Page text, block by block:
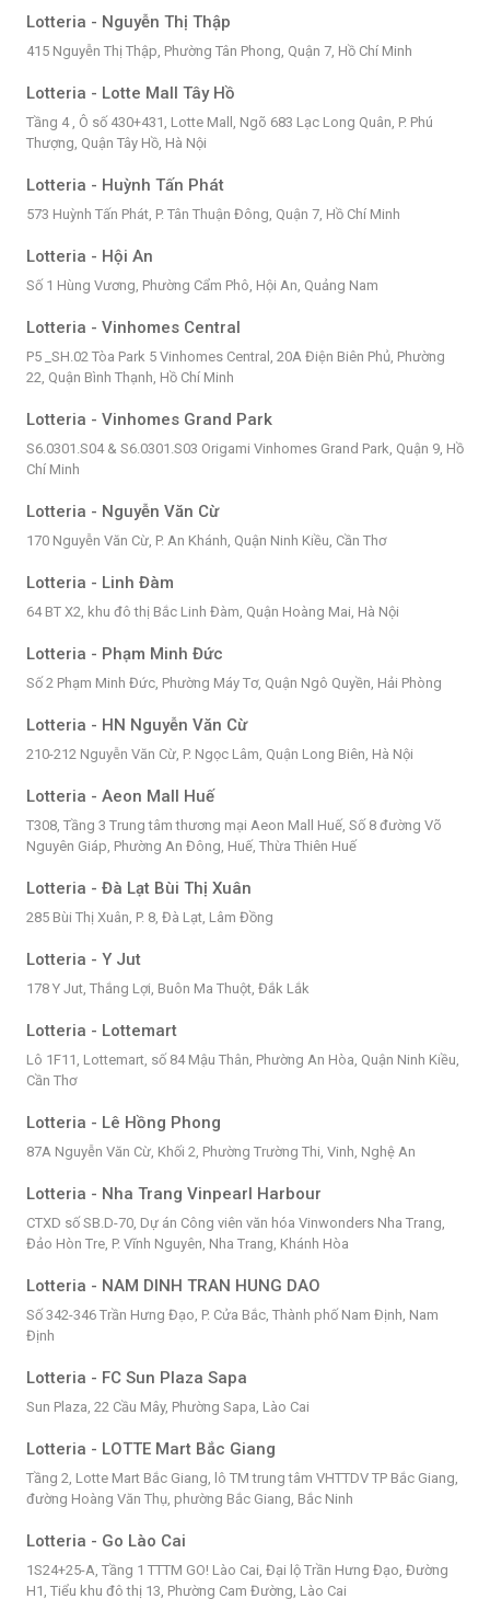
Lotteria - Nguyễn Thị Thập
415 Nguyễn Thị Thập, Phường Tân Phong, Quận 7, Hồ Chí Minh
Lotteria - Lotte Mall Tây Hồ
Tầng 4 , Ô số 430+431, Lotte Mall, Ngõ 683 Lạc Long Quân, P. Phú
Thượng, Quận Tây Hồ, Hà Nội
Lotteria - Huỳnh Tấn Phát
573 Huỳnh Tấn Phát, P. Tân Thuận Đông, Quận 7, Hồ Chí Minh
Lotteria - Hội An
Số 1 Hùng Vương, Phường Cẩm Phô, Hội An, Quảng Nam
Lotteria - Vinhomes Central
P5 _SH.02 Tòa Park 5 Vinhomes Central, 20A Điện Biên Phủ, Phường
22, Quận Bình Thạnh, Hồ Chí Minh
Lotteria - Vinhomes Grand Park
S6.0301.S04 & S6.0301.S03 Origami Vinhomes Grand Park, Quận 9, Hồ
Chí Minh
Lotteria - Nguyễn Văn Cừ
170 Nguyễn Văn Cừ, P. An Khánh, Quận Ninh Kiều, Cần Thơ
Lotteria - Linh Đàm
64 BT X2, khu đô thị Bắc Linh Đàm, Quận Hoàng Mai, Hà Nội
Lotteria - Phạm Minh Đức
Số 2 Phạm Minh Đức, Phường Máy Tơ, Quận Ngô Quyền, Hải Phòng
Lotteria - HN Nguyễn Văn Cừ
210-212 Nguyễn Văn Cừ, P. Ngọc Lâm, Quận Long Biên, Hà Nội
Lotteria - Aeon Mall Huế
T308, Tầng 3 Trung tâm thương mại Aeon Mall Huế, Số 8 đường Võ
Nguyên Giáp, Phường An Đông, Huế, Thừa Thiên Huế
Lotteria - Đà Lạt Bùi Thị Xuân
285 Bùi Thị Xuân, P. 8, Đà Lạt, Lâm Đồng
Lotteria - Y Jut
178 Y Jut, Thắng Lợi, Buôn Ma Thuột, Đắk Lắk
Lotteria - Lottemart
Lô 1F11, Lottemart, số 84 Mậu Thân, Phường An Hòa, Quận Ninh Kiều,
Cần Thơ
Lotteria - Lê Hồng Phong
87A Nguyễn Văn Cừ, Khối 2, Phường Trường Thi, Vinh, Nghệ An
Lotteria - Nha Trang Vinpearl Harbour
CTXD số SB.D-70, Dự án Công viên văn hóa Vinwonders Nha Trang,
Đảo Hòn Tre, P. Vĩnh Nguyên, Nha Trang, Khánh Hòa
Lotteria - NAM DINH TRAN HUNG DAO
Số 342-346 Trần Hưng Đạo, P. Cửa Bắc, Thành phố Nam Định, Nam
Định
Lotteria - FC Sun Plaza Sapa
Sun Plaza, 22 Cầu Mây, Phường Sapa, Lào Cai
Lotteria - LOTTE Mart Bắc Giang
Tầng 2, Lotte Mart Bắc Giang, lô TM trung tâm VHTTDV TP Bắc Giang,
đường Hoàng Văn Thụ, phường Bắc Giang, Bắc Ninh
Lotteria - Go Lào Cai
1S24+25-A, Tầng 1 TTTM GO! Lào Cai, Đại lộ Trần Hưng Đạo, Đường
H1, Tiểu khu đô thị 13, Phường Cam Đường, Lào Cai